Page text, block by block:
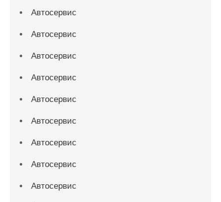
Автосервис
Автосервис
Автосервис
Автосервис
Автосервис
Автосервис
Автосервис
Автосервис
Автосервис